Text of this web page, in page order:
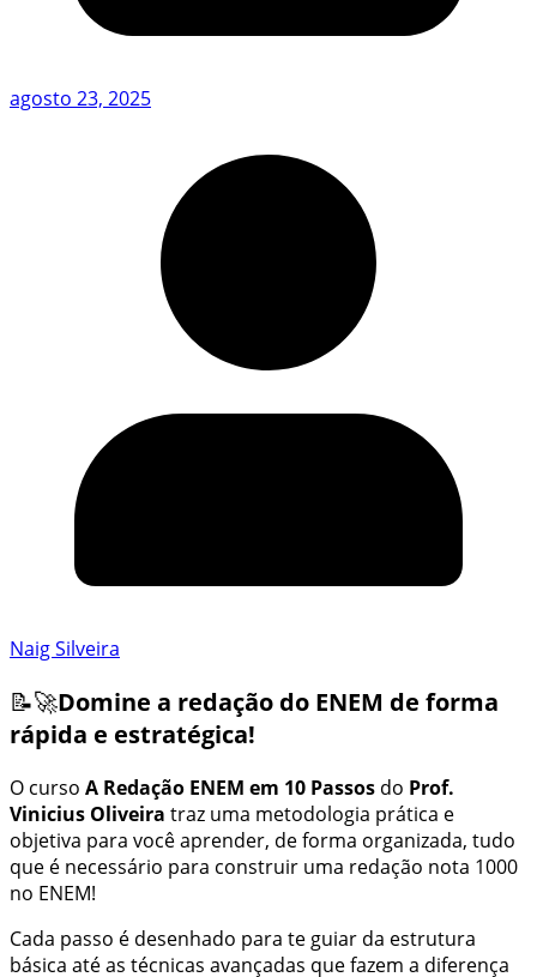
agosto 23, 2025
Naig Silveira
📝🚀Domine a redação do ENEM de forma
rápida e estratégica!
O curso A Redação ENEM em 10 Passos do Prof.
Vinicius Oliveira traz uma metodologia prática e
objetiva para você aprender, de forma organizada, tudo
que é necessário para construir uma redação nota 1000
no ENEM!
Cada passo é desenhado para te guiar da estrutura
básica até as técnicas avançadas que fazem a diferença